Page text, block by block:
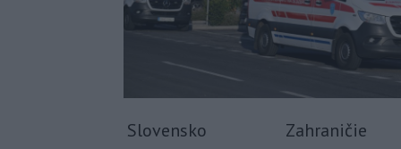
Slovensko Zahraničie